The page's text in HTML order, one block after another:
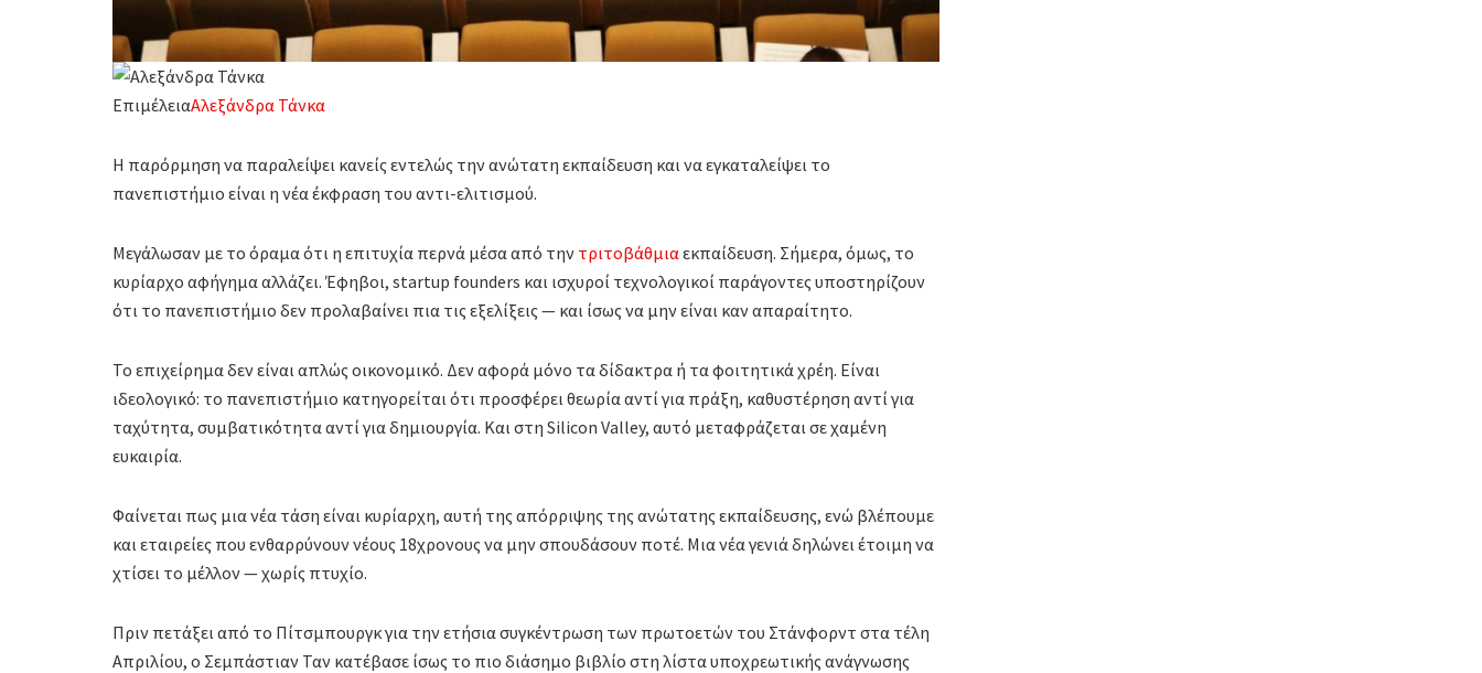
ΕπιμέλειαΑλεξάνδρα Τάνκα
Η παρόρμηση να παραλείψει κανείς εντελώς την ανώτατη εκπαίδευση και να εγκαταλείψει το
πανεπιστήμιο είναι η νέα έκφραση του αντι-ελιτισμού.
Μεγάλωσαν με το όραμα ότι η επιτυχία περνά μέσα από την τριτοβάθμια εκπαίδευση. Σήμερα, όμως, το
κυρίαρχο αφήγημα αλλάζει. Έφηβοι, startup founders και ισχυροί τεχνολογικοί παράγοντες υποστηρίζουν
ότι το πανεπιστήμιο δεν προλαβαίνει πια τις εξελίξεις — και ίσως να μην είναι καν απαραίτητο.
Το επιχείρημα δεν είναι απλώς οικονομικό. Δεν αφορά μόνο τα δίδακτρα ή τα φοιτητικά χρέη. Είναι
ιδεολογικό: το πανεπιστήμιο κατηγορείται ότι προσφέρει θεωρία αντί για πράξη, καθυστέρηση αντί για
ταχύτητα, συμβατικότητα αντί για δημιουργία. Και στη Silicon Valley, αυτό μεταφράζεται σε χαμένη
ευκαιρία.
Φαίνεται πως μια νέα τάση είναι κυρίαρχη, αυτή της απόρριψης της ανώτατης εκπαίδευσης, ενώ βλέπουμε
και εταιρείες που ενθαρρύνουν νέους 18χρονους να μην σπουδάσουν ποτέ. Μια νέα γενιά δηλώνει έτοιμη να
χτίσει το μέλλον — χωρίς πτυχίο.
Πριν πετάξει από το Πίτσμπουργκ για την ετήσια συγκέντρωση των πρωτοετών του Στάνφορντ στα τέλη
Απριλίου, ο Σεμπάστιαν Ταν κατέβασε ίσως το πιο διάσημο βιβλίο στη λίστα υποχρεωτικής ανάγνωσης